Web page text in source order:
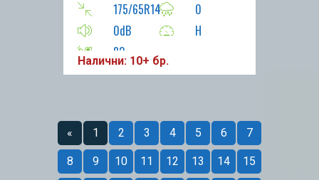
175/65R14
0
0dB
H
82
Налични: 10+ бр.
« 1 2 3 4 5 6 7
8 9 10 11 12 13 14 15